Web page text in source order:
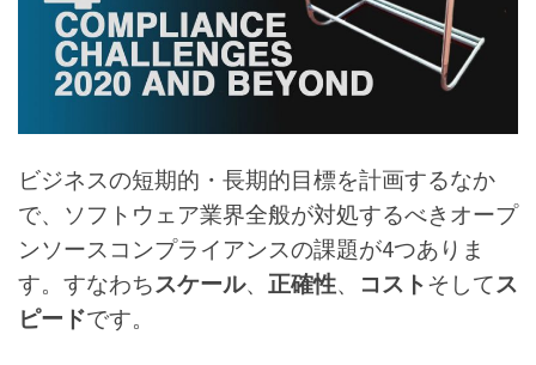
ビジネスの短期的・長期的目標を計画するなか
で、ソフトウェア業界全般が対処するべきオープ
ンソースコンプライアンスの課題が4つありま
す。すなわちスケール、 正確性、 コストそしてス
ピードです。